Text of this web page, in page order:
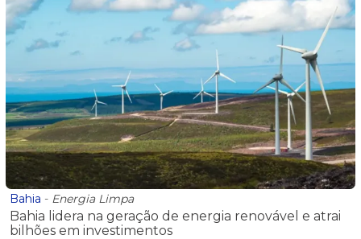
Bahia - Energia Limpa
Bahia lidera na geração de energia renovável e atrai
bilhões em investimentos